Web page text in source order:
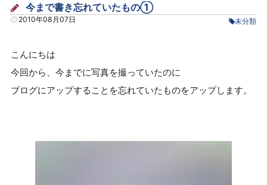
今まで書き忘れていたもの①
2010年08月07日 未分類
こんにちは
今回から、今までに写真を撮っていたのに
ブログにアップすることを忘れていたものをアップします。